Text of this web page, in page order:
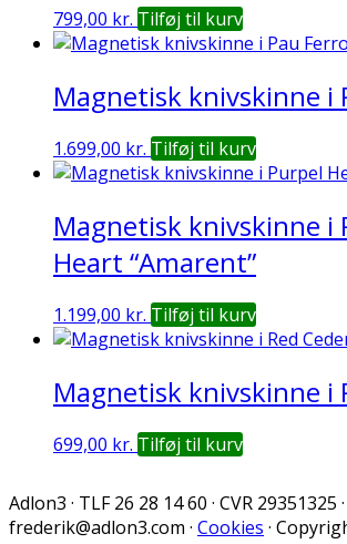
799,00 kr. Tilføj til kurv
Magnetisk knivskinne i
1.699,00 kr. Tilføj til kurv
Magnetisk knivskinne i
Heart “Amarent”
1.199,00 kr. Tilføj til kurv
Magnetisk knivskinne i
699,00 kr. Tilføj til kurv
Adlon3 · TLF 26 28 14 60 · CVR 29351325 ·
frederik@adlon3.com · Cookies ·